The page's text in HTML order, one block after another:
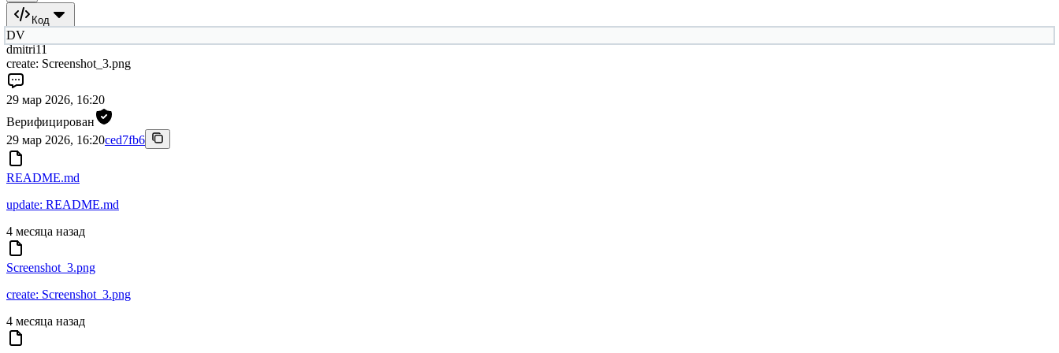
Код
DV
dmitri11
create: Screenshot_3.png
29 мар 2026, 16:20
Верифицирован
29 мар 2026, 16:20ced7fb6
README.md
update: README.md
4 месяца назад
Screenshot_3.png
create: Screenshot_3.png
4 месяца назад